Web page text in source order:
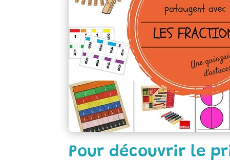
Pour découvrir le